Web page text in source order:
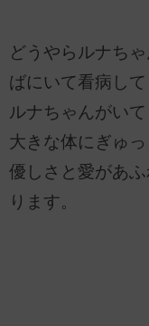
どうやらルナち
ばにいて看病し
ルナちゃんがい
大きな体にぎゅ
優しさと愛があ
ります。